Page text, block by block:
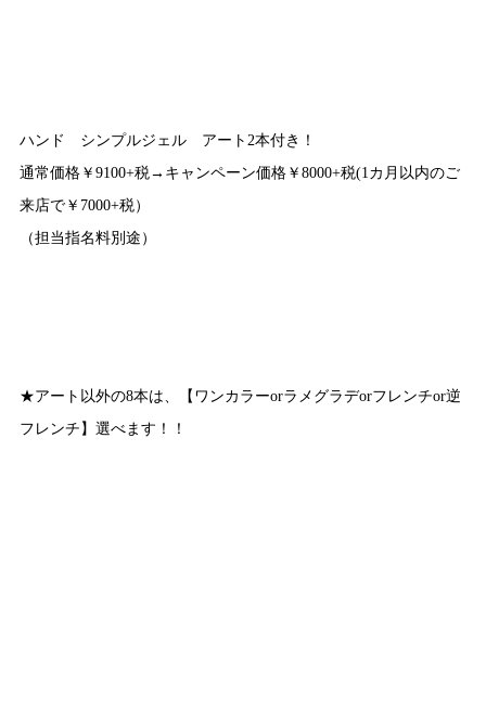
ハンド シンプルジェル アート2本付き！
通常価格￥9100+税→キャンペーン価格￥8000+税(1カ月以内のご
来店で￥7000+税）
（担当指名料別途）
★アート以外の8本は、【ワンカラーorラメグラデorフレンチor逆
フレンチ】選べます！！